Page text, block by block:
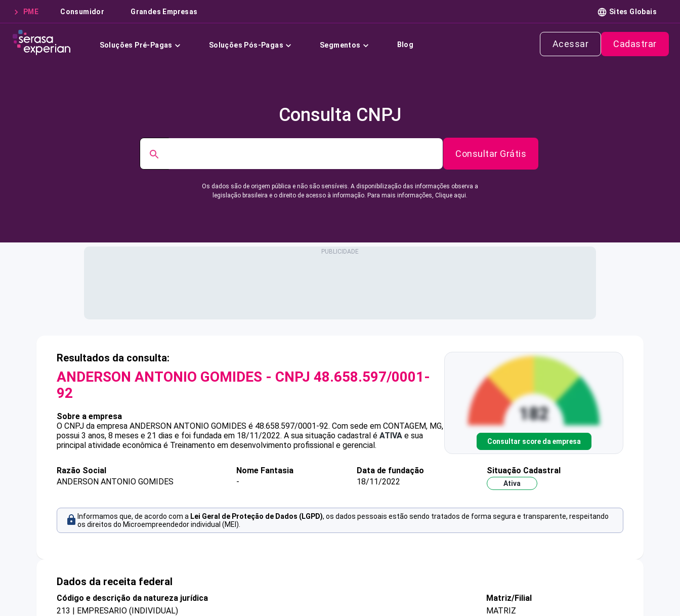
PME Consumidor Grandes Empresas Sites Globais
Soluções Pré-Pagas Soluções Pós-Pagas Segmentos Blog Acessar Cadastrar
Consulta CNPJ
Consultar Grátis
Os dados são de origem pública e não são sensíveis. A disponibilização das informações observa a
legislação brasileira e o direito de acesso à informação. Para mais informações, Clique aqui.
Resultados da consulta:
ANDERSON ANTONIO GOMIDES - CNPJ 48.658.597/0001-
92
Sobre a empresa
O CNPJ da empresa ANDERSON ANTONIO GOMIDES é 48.658.597/0001-92. Com sede em CONTAGEM, MG,
possui 3 anos, 8 meses e 21 dias e foi fundada em 18/11/2022. A sua situação cadastral é ATIVA e sua
principal atividade econômica é Treinamento em desenvolvimento profissional e gerencial.
Consultar score da empresa
Razão Social
ANDERSON ANTONIO GOMIDES
Nome Fantasia
-
Data de fundação
18/11/2022
Situação Cadastral
Ativa
Informamos que, de acordo com a Lei Geral de Proteção de Dados (LGPD), os dados pessoais estão sendo tratados de forma segura e transparente, respeitando
os direitos do Microempreendedor individual (MEI).
Dados da receita federal
Código e descrição da natureza jurídica
213 | EMPRESARIO (INDIVIDUAL)
Matriz/Filial
MATRIZ